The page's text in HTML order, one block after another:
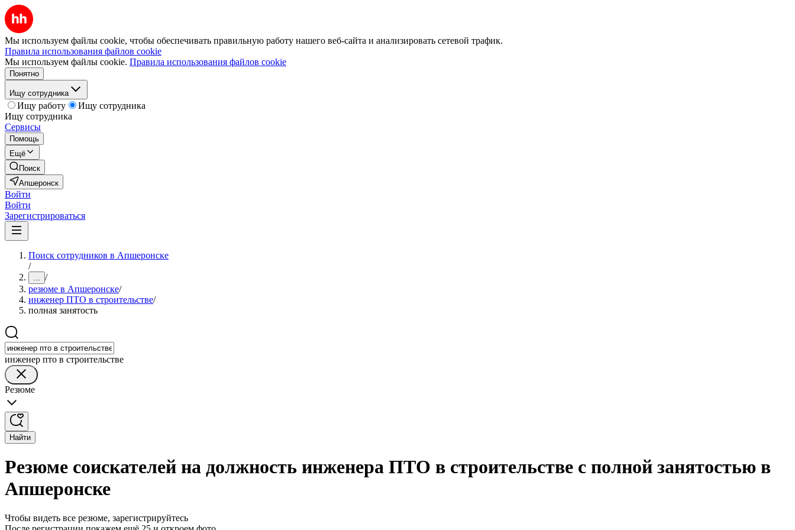
Мы используем файлы cookie, чтобы обеспечивать правильную работу нашего веб-сайта и анализировать сетевой трафик.
Правила использования файлов cookie
Мы используем файлы cookie. Правила использования файлов cookie
Понятно
Ищу сотрудника
Ищу работу
Ищу сотрудника
Ищу сотрудника
Сервисы
Помощь
Ещё
Поиск
Апшеронск
Войти
Войти
Зарегистрироваться
Поиск сотрудников в Апшеронске
/
... /
резюме в Апшеронске/
инженер ПТО в строительстве/
полная занятость
инженер пто в строительстве
Резюме
Найти
Резюме соискателей на должность инженера ПТО в строительстве с полной занятостью в
Апшеронске
Чтобы видеть все резюме, зарегистрируйтесь